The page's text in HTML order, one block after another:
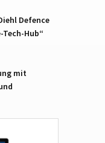
Defence
Hub“
mit